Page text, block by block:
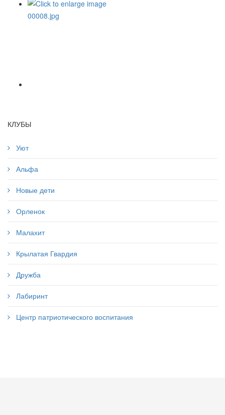
КЛУБЫ
Уют
Альфа
Новые дети
Орленок
Малахит
Крылатая Гвардия
Дружба
Лабиринт
Центр патриотического воспитания